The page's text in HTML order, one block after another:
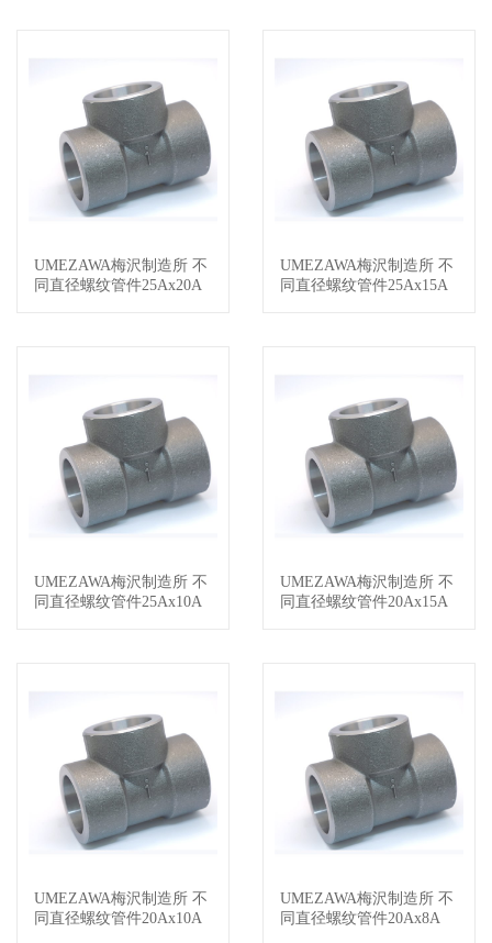
查看详情
UMEZAWA梅沢制造所 不
同直径螺纹管件25Ax20A
查看详情
UMEZAWA梅沢制造所 不
同直径螺纹管件25Ax15A
查看详情
UMEZAWA梅沢制造所 不
同直径螺纹管件25Ax10A
查看详情
UMEZAWA梅沢制造所 不
同直径螺纹管件20Ax15A
查看详情
UMEZAWA梅沢制造所 不
同直径螺纹管件20Ax10A
查看详情
UMEZAWA梅沢制造所 不
同直径螺纹管件20Ax8A